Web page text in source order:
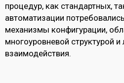
процедур, как стандартных,
автоматизации
механизмы конфигурации,
многоуровневой структурой и
взаимодействия.